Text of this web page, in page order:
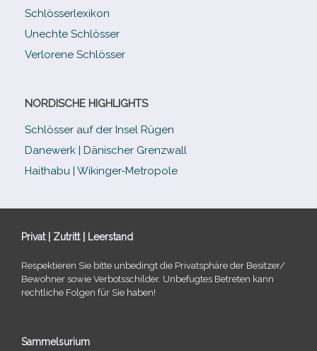
Schlösserlexikon
Unechte Schlösser
Verlorene Schlösser
NORDISCHE HIGHLIGHTS
Schlösser auf der Insel Rügen
Danewerk | Dänischer Grenzwall
Haithabu | Wikinger-Metropole
Privat | Zutritt | Leerstand
Respektieren Sie bitte unbe­dingt die Privatsphäre der Besitzer/​
Bewohner sowie Verbotsschilder. Unbefugtes Betreten kann
recht­li­che Folgen für Sie haben!
Sammelsurium